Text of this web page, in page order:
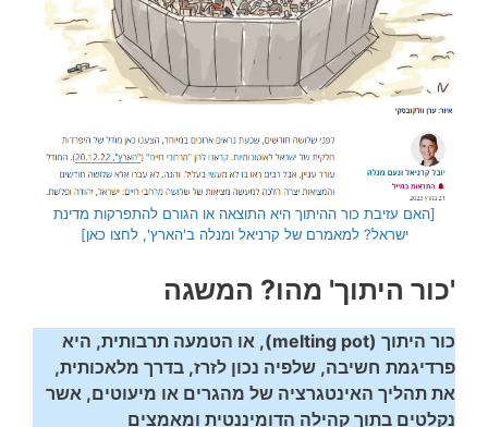
[האם עזיבת כור ההיתוך היא התוצאה או הגורם להתפרקות מדינת
ישראל? למאמרם של קרניאל ומנלה ב'הארץ', לחצו כאן]
'כור היתוך' מהו? המשגה
כור היתוך (melting pot), או הטמעה תרבותית, היא
פרדיגמת חשיבה, שלפיה נכון לזרז, בדרך מלאכותית,
את תהליך האינטגרציה של מהגרים או מיעוטים, אשר
נקלטים בתוך קהילה הדומיננטית ומאמצים